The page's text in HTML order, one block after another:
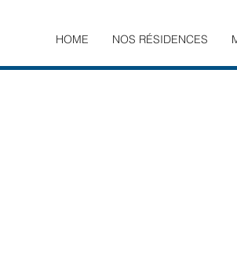
HOME NOS RÉSIDENCES